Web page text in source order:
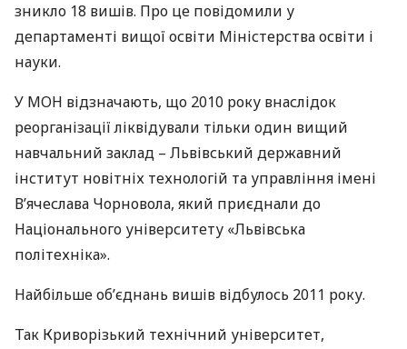
зникло 18 вишів. Про це повідомили у
департаменті вищої освіти Міністерства освіти і
науки.
У МОН відзначають, що 2010 року внаслідок
реорганізації ліквідували тільки один вищий
навчальний заклад – Львівський державний
інститут новітніх технологій та управління імені
В’ячеслава Чорновола, який приєднали до
Національного університету «Львівська
політехніка».
Найбільше об’єднань вишів відбулось 2011 року.
Так Криворізький технічний університет,